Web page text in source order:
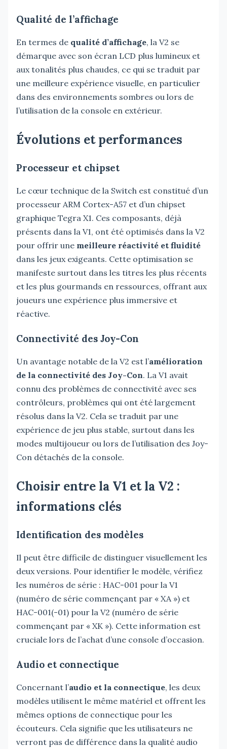
Qualité de l’affichage
En termes de qualité d’affichage, la V2 se
démarque avec son écran LCD plus lumineux et
aux tonalités plus chaudes, ce qui se traduit par
une meilleure expérience visuelle, en particulier
dans des environnements sombres ou lors de
l’utilisation de la console en extérieur.
Évolutions et performances
Processeur et chipset
Le cœur technique de la Switch est constitué d’un
processeur ARM Cortex-A57 et d’un chipset
graphique Tegra X1. Ces composants, déjà
présents dans la V1, ont été optimisés dans la V2
pour offrir une meilleure réactivité et fluidité
dans les jeux exigeants. Cette optimisation se
manifeste surtout dans les titres les plus récents
et les plus gourmands en ressources, offrant aux
joueurs une expérience plus immersive et
réactive.
Connectivité des Joy-Con
Un avantage notable de la V2 est l’amélioration
de la connectivité des Joy-Con. La V1 avait
connu des problèmes de connectivité avec ses
contrôleurs, problèmes qui ont été largement
résolus dans la V2. Cela se traduit par une
expérience de jeu plus stable, surtout dans les
modes multijoueur ou lors de l’utilisation des Joy-
Con détachés de la console.
Choisir entre la V1 et la V2 :
informations clés
Identification des modèles
Il peut être difficile de distinguer visuellement les
deux versions. Pour identifier le modèle, vérifiez
les numéros de série : HAC-001 pour la V1
(numéro de série commençant par « XA ») et
HAC-001(-01) pour la V2 (numéro de série
commençant par « XK »). Cette information est
cruciale lors de l’achat d’une console d’occasion.
Audio et connectique
Concernant l’audio et la connectique, les deux
modèles utilisent le même matériel et offrent les
mêmes options de connectique pour les
écouteurs. Cela signifie que les utilisateurs ne
verront pas de différence dans la qualité audio